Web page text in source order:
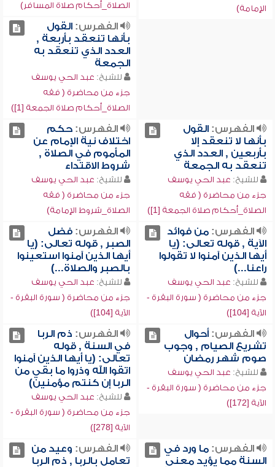
الإمامة)
الصلاة_أحكام صلاة المسافر)
الفهرس:القول
بأنها تنعقد بأربعة ,
العدد الذي تنعقد به
الجمعة
للشيخ: عبد الحي يوسف
جزء من محاضرة ( فقه
الصلاة_أحكام صلاة الجمعة [1])
الفهرس:القول
بأنها لا تنعقد إلا
بأربعين , العدد الذي
تنعقد به الجمعة
للشيخ: عبد الحي يوسف
جزء من محاضرة ( فقه
الصلاة_أحكام صلاة الجمعة [1])
الفهرس:حكم
اختلاف نية الإمام عن
المأموم في الصلاة ,
شروط الاقتداء
للشيخ: عبد الحي يوسف
جزء من محاضرة ( فقه
الصلاة_شروط الإمامة)
الفهرس:من فوائد
الآية , قوله تعالى: (يا
أيها الذين آمنوا لا تقولوا
راعنا...)
للشيخ: عبد الحي يوسف
جزء من محاضرة ( سورة البقرة -
الآية [104])
الفهرس:فضل
الصبر , قوله تعالى: (يا
أيها الذين آمنوا استعينوا
بالصبر والصلاة...)
للشيخ: عبد الحي يوسف
جزء من محاضرة ( سورة البقرة -
الآية [104])
الفهرس:أحوال
تشريع الصيام , وجوب
صوم شهر رمضان
للشيخ: عبد الحي يوسف
جزء من محاضرة ( سورة البقرة -
الآية [172])
الفهرس: ذم الربا
في السنة , قوله
تعالى: (يا أيها الذين آمنوا
اتقوا الله وذروا ما بقي من
الربا إن كنتم مؤمنين)
للشيخ: عبد الحي يوسف
جزء من محاضرة ( سورة البقرة -
الآية [278])
الفهرس:ما ورد في
السنة مما يؤيد معنى
الفهرس: وعيد من
تعامل بالربا , ذم الربا